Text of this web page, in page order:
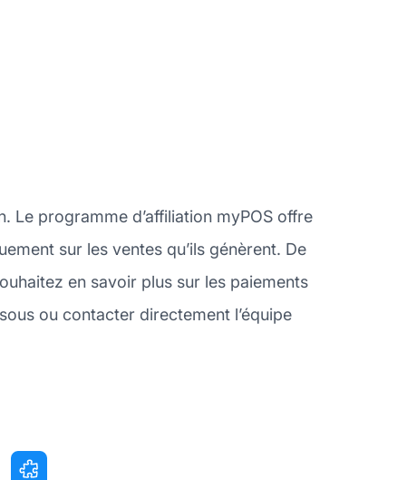
Le programme d’affiliation myPOS offre
sur les ventes qu’ils génèrent. De
en savoir plus sur les paiements
ou contacter directement l’équipe